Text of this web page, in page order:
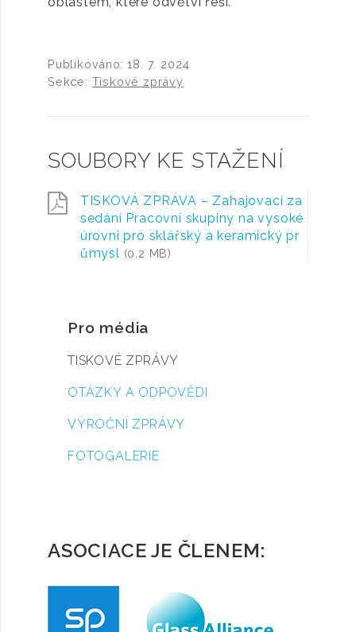
Publikováno:18. 7. 2024
Sekce: Tiskové zprávy
SOUBORY KE STAŽENÍ
TISKOVÁ ZPRÁVA – Zahajovací za
sedání Pracovní skupiny na vysoké
úrovni pro sklářský a keramický pr
ůmysl (0,2 MB)
Pro média
TISKOVÉ ZPRÁVY
OTÁZKY A ODPOVĚDI
VÝROČNÍ ZPRÁVY
FOTOGALERIE
ASOCIACE JE ČLENEM: